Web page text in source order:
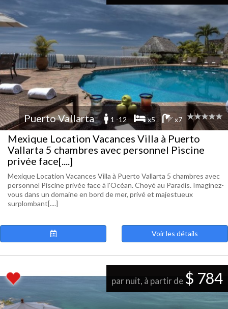
Puerto Vallarta 1 -12 x5 x7
Mexique Location Vacances Villa à Puerto
Vallarta 5 chambres avec personnel Piscine
privée face[....]
Mexique Location Vacances Villa à Puerto Vallarta 5 chambres avec
personnel Piscine privée face à l'Océan. Choyé au Paradis. Imaginez-
vous dans un domaine en bord de mer, privé et majestueux
surplombant[....]
Voir les détails
par nuit, à partir de $ 784